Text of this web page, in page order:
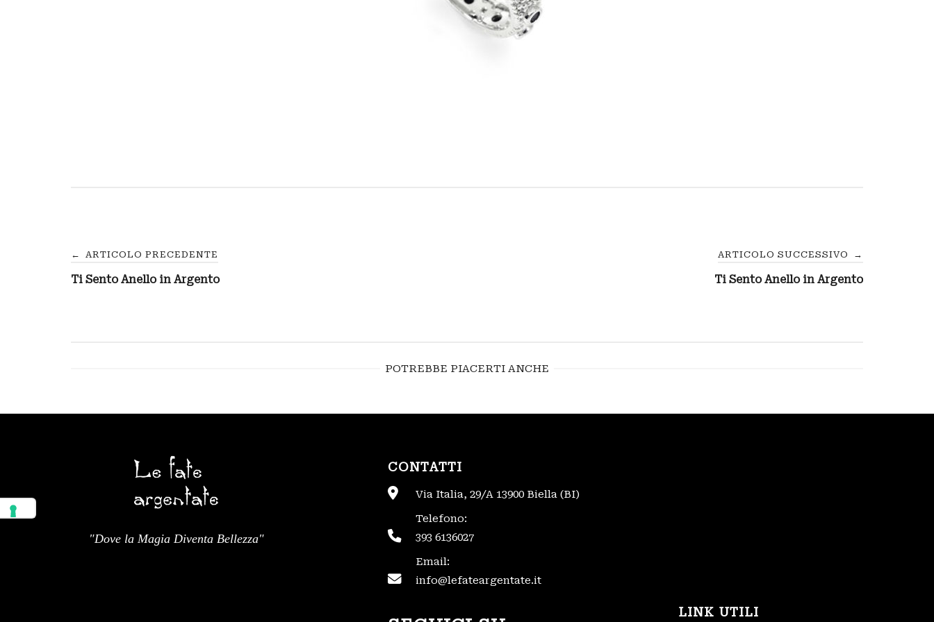
Navigazione
articoli
← ARTICOLO PRECEDENTE
Ti Sento Anello in Argento
ARTICOLO SUCCESSIVO →
Ti Sento Anello in Argento
POTREBBE PIACERTI ANCHE
"Dove la Magia Diventa Bellezza"
CONTATTI
Via Italia, 29/A 13900 Biella (BI)
Telefono:
393 6136027
Email:
info@lefateargentate.it
LINK UTILI